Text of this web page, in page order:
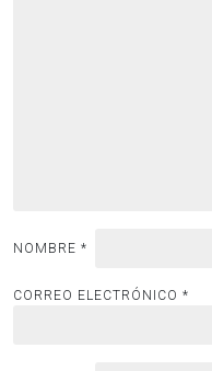
NOMBRE *
CORREO ELECTRÓNICO *